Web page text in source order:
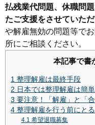
払残業代問題、休職問
たご支援をさせていた
や解雇無効の問題等で
所にご相談ください。
本記事で書
1 整理解雇は最終手段
2 日本では整理解雇は簡
3 要注意！「解雇」と「
4 整理解雇を行う前にと
4.1 希望退職募集